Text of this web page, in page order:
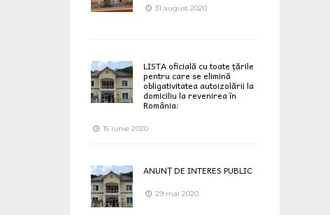
31 august 2020
LISTA oficială cu toate țările
pentru care se elimină
obligativitatea autoizolării la
domiciliu la revenirea în
România:
15 iunie 2020
ANUNȚ DE INTERES PUBLIC
29 mai 2020